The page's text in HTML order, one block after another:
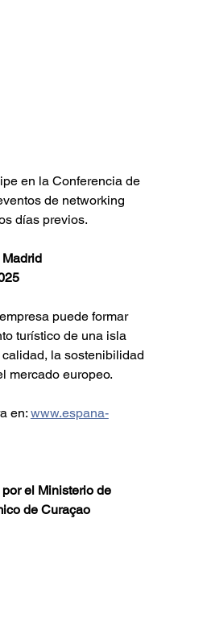
en la Conferencia de
de networking
días previos.
puede formar
turístico de una isla
la sostenibilidad
mercado europeo.
en: www.espana-
el Ministerio de
de Curaçao